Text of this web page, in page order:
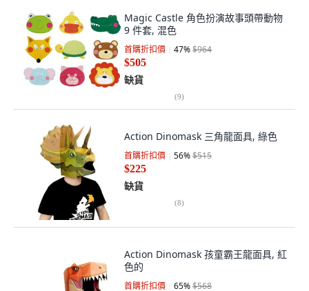
Magic Castle 角色扮演故事頭帶動物
9 件套, 混色
首購折扣價 47%$964
$505
缺貨
(9)
Action Dinomask 三角龍面具, 綠色
首購折扣價 56%$515
$225
缺貨
(8)
Action Dinomask 孩童霸王龍面具, 紅
色的
首購折扣價 65%$568